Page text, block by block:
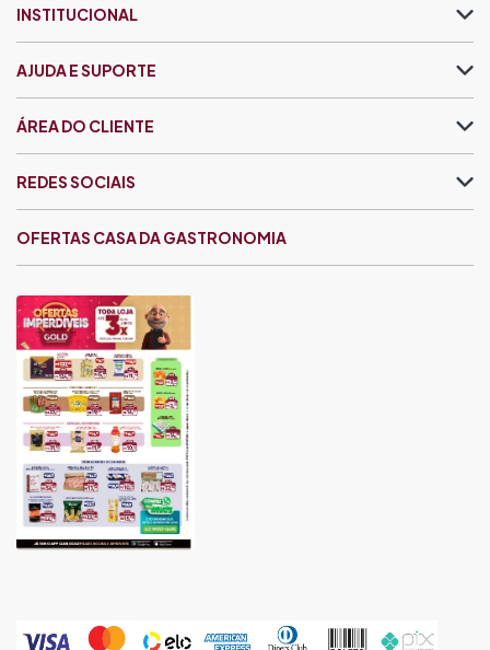
INSTITUCIONAL
AJUDA E SUPORTE
ÁREA DO CLIENTE
OFERTAS CASA DA GASTRONOMIA
REDES SOCIAIS